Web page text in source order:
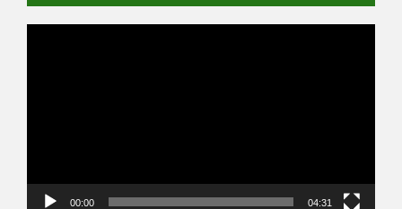
00:00 04:31